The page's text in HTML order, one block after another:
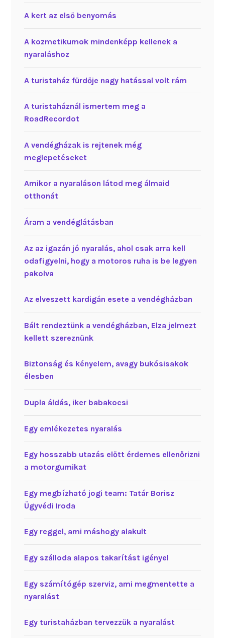
A kert az első benyomás
A kozmetikumok mindenképp kellenek a
nyaraláshoz
A turistaház fürdője nagy hatással volt rám
A turistaháznál ismertem meg a
RoadRecordot
A vendégházak is rejtenek még
meglepetéseket
Amikor a nyaraláson látod meg álmaid
otthonát
Áram a vendéglátásban
Az az igazán jó nyaralás, ahol csak arra kell
odafigyelni, hogy a motoros ruha is be legyen
pakolva
Az elveszett kardigán esete a vendégházban
Bált rendeztünk a vendégházban, Elza jelmezt
kellett szereznünk
Biztonság és kényelem, avagy bukósisakok
élesben
Dupla áldás, iker babakocsi
Egy emlékezetes nyaralás
Egy hosszabb utazás előtt érdemes ellenőrizni
a motorgumikat
Egy megbízható jogi team: Tatár Borisz
Ügyvédi Iroda
Egy reggel, ami máshogy alakult
Egy szálloda alapos takarítást igényel
Egy számítógép szerviz, ami megmentette a
nyaralást
Egy turistaházban tervezzük a nyaralást